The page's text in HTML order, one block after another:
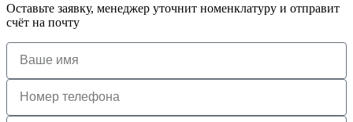
Оставьте заявку, менеджер уточнит номенклатуру и отправит
счёт на почту